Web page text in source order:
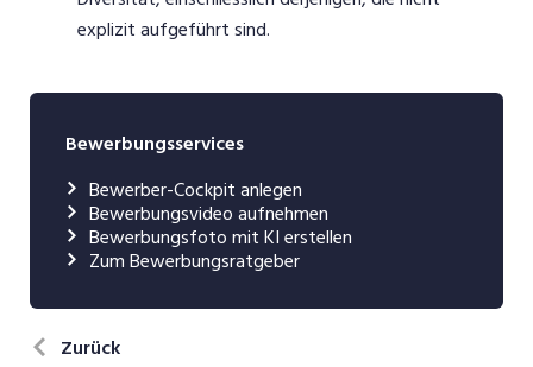
explizit aufgeführt sind.
Bewerbungsservices
Bewerber-Cockpit anlegen
Bewerbungsvideo aufnehmen
Bewerbungsfoto mit KI erstellen
Zum Bewerbungsratgeber
Zurück